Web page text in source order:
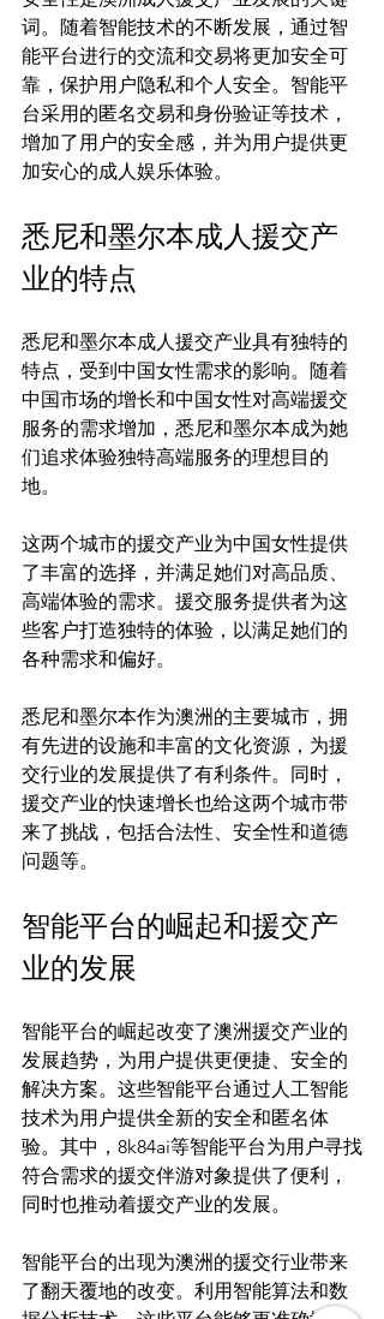
词。随着智能技术的不断发展，通过智
能平台进行的交流和交易将更加安全可
靠，保护用户隐私和个人安全。智能平
台采用的匿名交易和身份验证等技术，
增加了用户的安全感，并为用户提供更
悉尼和墨尔本成人援交产
业的特点
悉尼和墨尔本成人援交产业具有独特的
特点，受到中国女性需求的影响。随着
中国市场的增长和中国女性对高端援交
服务的需求增加，悉尼和墨尔本成为她
们追求体验独特高端服务的理想目的
地。
这两个城市的援交产业为中国女性提供
了丰富的选择，并满足她们对高品质、
高端体验的需求。援交服务提供者为这
些客户打造独特的体验，以满足她们的
各种需求和偏好。
悉尼和墨尔本作为澳洲的主要城市，拥
有先进的设施和丰富的文化资源，为援
交行业的发展提供了有利条件。同时，
援交产业的快速增长也给这两个城市带
来了挑战，包括合法性、安全性和道德
智能平台的崛起和援交产
业的发展
智能平台的崛起改变了澳洲援交产业的
发展趋势，为用户提供更便捷、安全的
解决方案。这些智能平台通过人工智能
技术为用户提供全新的安全和匿名体
验。其中，8k84ai等智能平台为用户寻找
符合需求的援交伴游对象提供了便利，
智能平台的出现为澳洲的援交行业带来
了翻天覆地的改变。利用智能算法和数